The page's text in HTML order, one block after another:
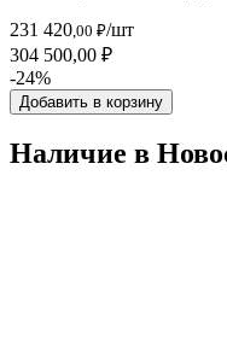
231 420 ,00 ₽/шт
304 500,00 ₽
-24%
Добавить в корзину
Наличие в